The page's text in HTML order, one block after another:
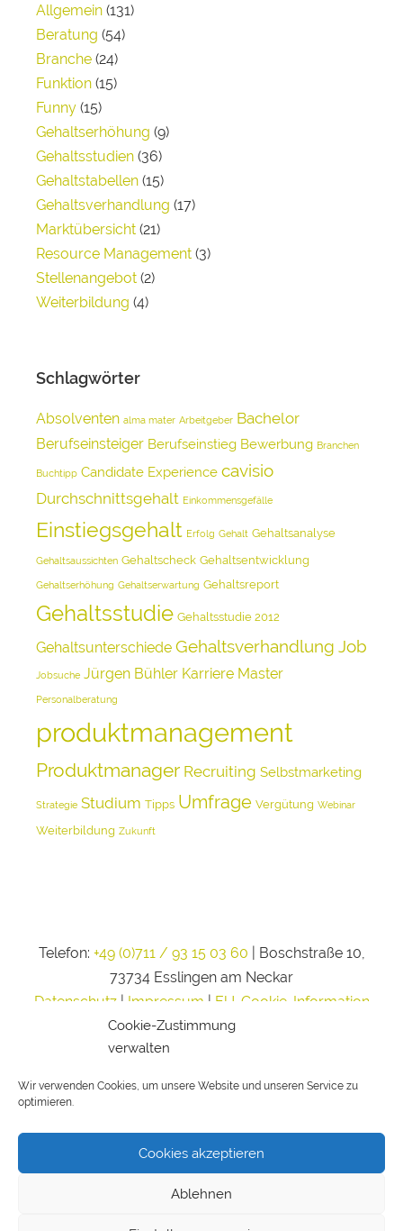
Cookie-Zustimmung
verwalten
Wir verwenden Cookies, um unsere Website und unseren Service zu
optimieren.
Cookies akzeptieren
Ablehnen
Allgemein (131)
Beratung (54)
Branche (24)
Funktion (15)
Funny (15)
Gehaltserhöhung (9)
Gehaltsstudien (36)
Gehaltstabellen (15)
Gehaltsverhandlung (17)
Marktübersicht (21)
Resource Management (3)
Stellenangebot (2)
Weiterbildung (4)
Schlagwörter
Absolventen alma mater Arbeitgeber Bachelor
Berufseinsteiger Berufseinstieg Bewerbung Branchen
Buchtipp Candidate Experience cavisio
Durchschnittsgehalt Einkommensgefälle
Einstiegsgehalt Erfolg Gehalt Gehaltsanalyse
Gehaltsaussichten Gehaltscheck Gehaltsentwicklung
Gehaltserhöhung Gehaltserwartung Gehaltsreport
Gehaltsstudie Gehaltsstudie 2012
Gehaltsunterschiede Gehaltsverhandlung Job
Jobsuche Jürgen Bühler Karriere Master
Personalberatung
produktmanagement
Produktmanager Recruiting Selbstmarketing
Strategie Studium Tipps Umfrage Vergütung Webinar
Weiterbildung Zukunft
Telefon: +49 (0)711 / 93 15 03 60 | Boschstraße 10,
73734 Esslingen am Neckar
Datenschutz| Impressum | EU-Cookie-Information